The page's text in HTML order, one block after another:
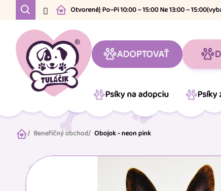
Otvorené| Po–Pi 10:00 – 15:00 Ne 13:00 – 15:00
ADOPTOVAŤ
Psíky na adopciu Psíky
DomovBenefičný obchod Obojok - neon pink